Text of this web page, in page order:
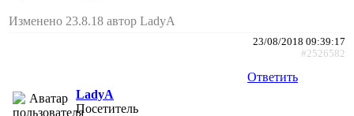
Изменено 23.8.18 автор LadyA
23/08/2018 09:39:17
#2526582
Ответить
LadyA
Посетитель